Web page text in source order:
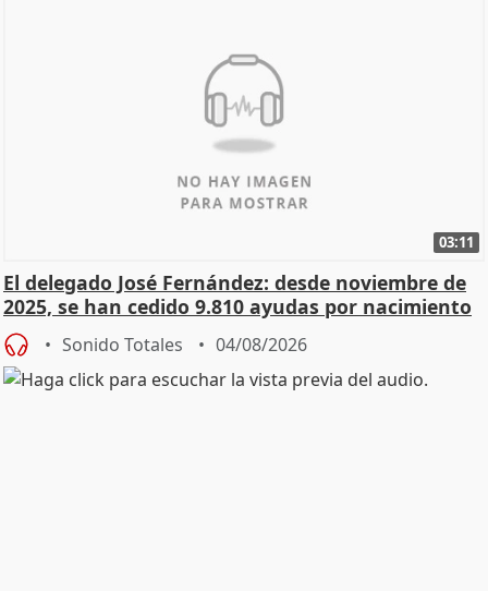
03:11
El delegado José Fernández: desde noviembre de
2025, se han cedido 9.810 ayudas por nacimiento
Sonido Totales 04/08/2026